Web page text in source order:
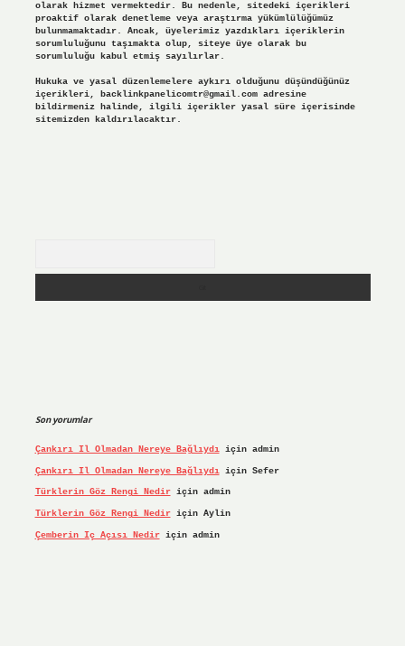
olarak hizmet vermektedir. Bu nedenle, sitedeki içerikleri
proaktif olarak denetleme veya araştırma yükümlülüğümüz
bulunmamaktadır. Ancak, üyelerimiz yazdıkları içeriklerin
sorumluluğunu taşımakta olup, siteye üye olarak bu
sorumluluğu kabul etmiş sayılırlar.
Hukuka ve yasal düzenlemelere aykırı olduğunu düşündüğünüz
içerikleri, backlinkpanelicomtr@gmail.comadresine
bildirmeniz halinde, ilgili içerikler yasal süre içerisinde
sitemizden kaldırılacaktır.
Son yorumlar
Çankırı Il Olmadan Nereye Bağlıydıiçin admin
Çankırı Il Olmadan Nereye Bağlıydıiçin Sefer
Türklerin Göz Rengi Nediriçin admin
Türklerin Göz Rengi Nediriçin Aylin
Çemberin Iç Açısı Nediriçin admin